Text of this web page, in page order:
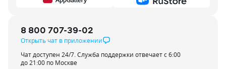
8 800 707-39-02
Открыть чат в приложении
Чат доступен 24/7. Служба поддержки отвечает с 6:00
до 21:00 по Москве